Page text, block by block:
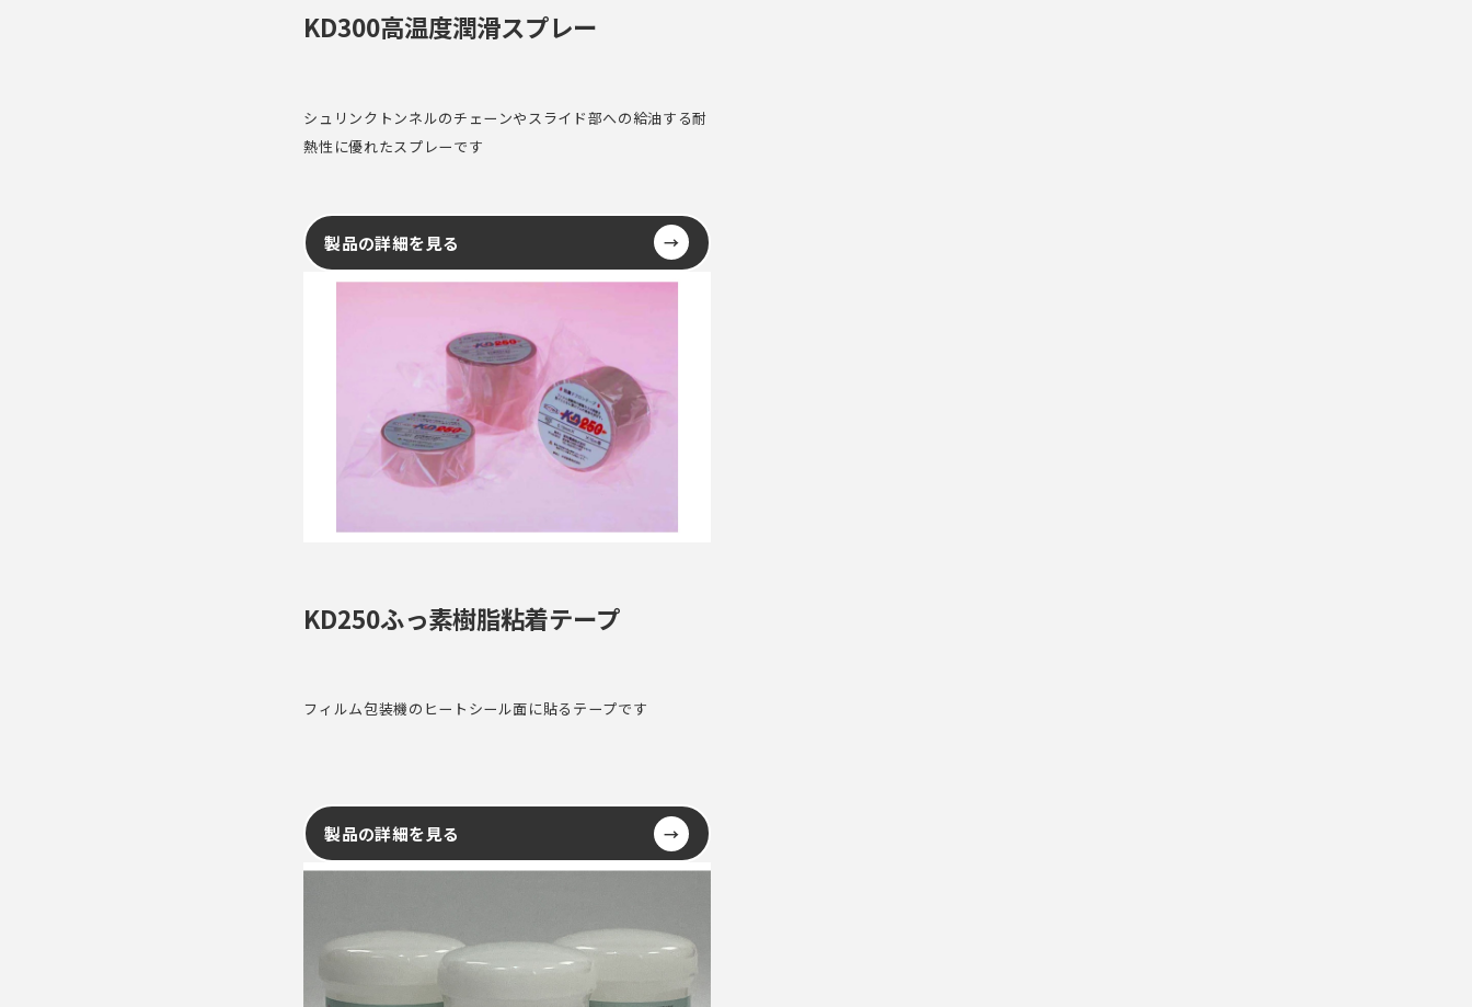
KD300高温度潤滑スプレー
シュリンクトンネルのチェーンやスライド部への給油する耐
熱性に優れたスプレーです
製品の詳細を見る →
KD250ふっ素樹脂粘着テープ
フィルム包装機のヒートシール面に貼るテープです
製品の詳細を見る →